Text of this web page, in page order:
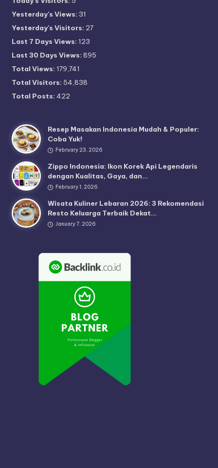
Yesterday's Views: 31
Yesterday's Visitors: 27
Last 7 Days Views: 123
Last 30 Days Views: 895
Total Views: 179,741
Total Visitors: 54,838
Total Posts: 422
Resep Masakan Indonesia Mudah & Populer:
Coba Yuk!
February 23, 2026
Zippo Indonesia: Ikon Korek Api Legendaris
dengan Kualitas, Gaya, dan…
February 1, 2026
Wisata Kuliner Lebaran 2026: 3 Rekomendasi
Resto Keluarga Terbaik Dekat…
January 7, 2026